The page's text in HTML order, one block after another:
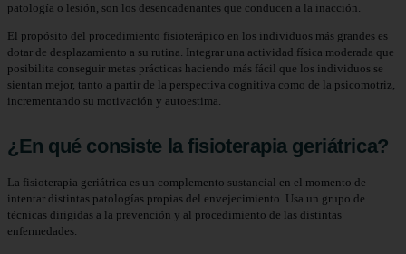
patología o lesión, son los desencadenantes que conducen a la inacción.
El propósito del procedimiento fisioterápico en los individuos más grandes es
dotar de desplazamiento a su rutina. Integrar una actividad física moderada que
posibilita conseguir metas prácticas haciendo más fácil que los individuos se
sientan mejor, tanto a partir de la perspectiva cognitiva como de la psicomotriz,
incrementando su motivación y autoestima.
¿En qué consiste la fisioterapia geriátrica?
La fisioterapia geriátrica es un complemento sustancial en el momento de
intentar distintas patologías propias del envejecimiento. Usa un grupo de
técnicas dirigidas a la prevención y al procedimiento de las distintas
enfermedades.